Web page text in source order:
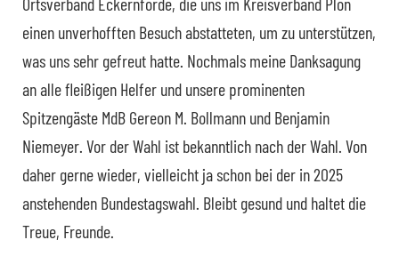
einen unverhofften Besuch abstatteten, um zu unterstützen,
was uns sehr gefreut hatte. Nochmals meine Danksagung
an alle fleißigen Helfer und unsere prominenten
Spitzengäste MdB Gereon M. Bollmann und Benjamin
Niemeyer. Vor der Wahl ist bekanntlich nach der Wahl. Von
daher gerne wieder, vielleicht ja schon bei der in 2025
anstehenden Bundestagswahl. Bleibt gesund und haltet die
Treue, Freunde.